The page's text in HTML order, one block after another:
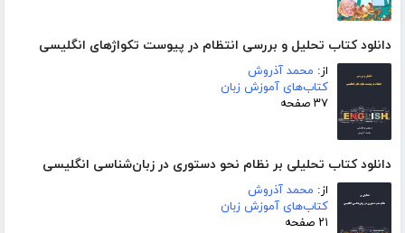
دانلود کتاب تحلیل و بررسی انتظام در پیوست تکواژهای انگلیسی
از: محمد آذروش
کتاب‌های آموزش زبان
۳۷ صفحه
دانلود کتاب تحلیلی بر نظام نحو دستوری در زبان‌شناسی انگلیسی
از: محمد آذروش
کتاب‌های آموزش زبان
۲۱ صفحه